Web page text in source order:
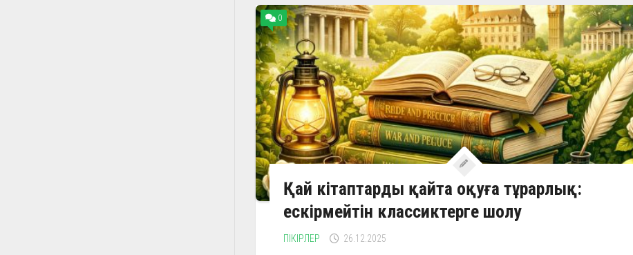
0
Қай кітаптарды қайта оқуға тұрарлық:
ескірмейтін классиктерге шолу
ПІКІРЛЕР 26.12.2025